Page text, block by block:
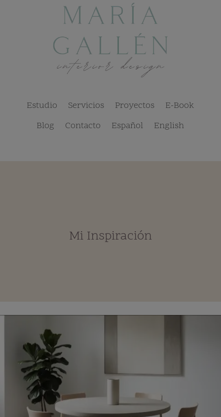
Estudio Servicios Proyectos
E-Book
Blog
Contacto Español English
Mi Inspiración